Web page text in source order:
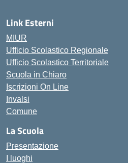
Link Esterni
MIUR
Ufficio Scolastico Regionale
Ufficio Scolastico Territoriale
Scuola in Chiaro
Iscrizioni On Line
Invalsi
Comune
La Scuola
Presentazione
I luoghi